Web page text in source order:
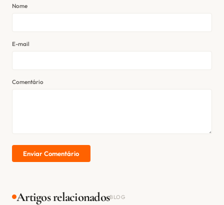
Nome
E-mail
Comentário
Enviar Comentário
Artigos relacionadosBLOG